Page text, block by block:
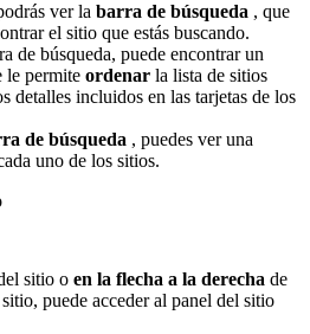
ver la barra de búsqueda , que
el sitio que estás buscando.
de búsqueda, puede encontrar un
le permite ordenar la lista de sitios
detalles incluidos en las tarjetas de los
de búsqueda , puedes ver una
uno de los sitios.
sitio o en la flecha a la derecha de
puede acceder al panel del sitio